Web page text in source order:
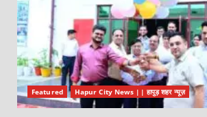
Featured Hapur City News || हापुड़ शहर न्यूज़